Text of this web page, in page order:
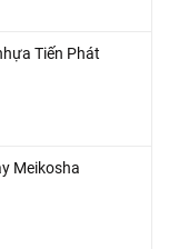
Tiến Phát
Meikosha